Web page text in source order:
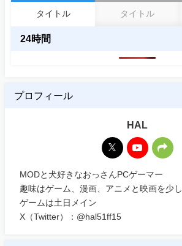
タイトル タイトル
24時間
プロフィール
HAL
MODと犬好きなおっさんPCゲーマー
趣味はゲーム、漫画、アニメと映画を少し
ゲームは土日メイン
X（Twitter）：@hal51ff15